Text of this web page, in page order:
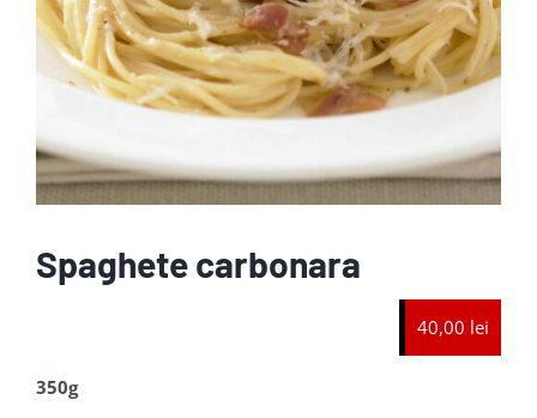
Spaghete carbonara
40,00 lei
350g